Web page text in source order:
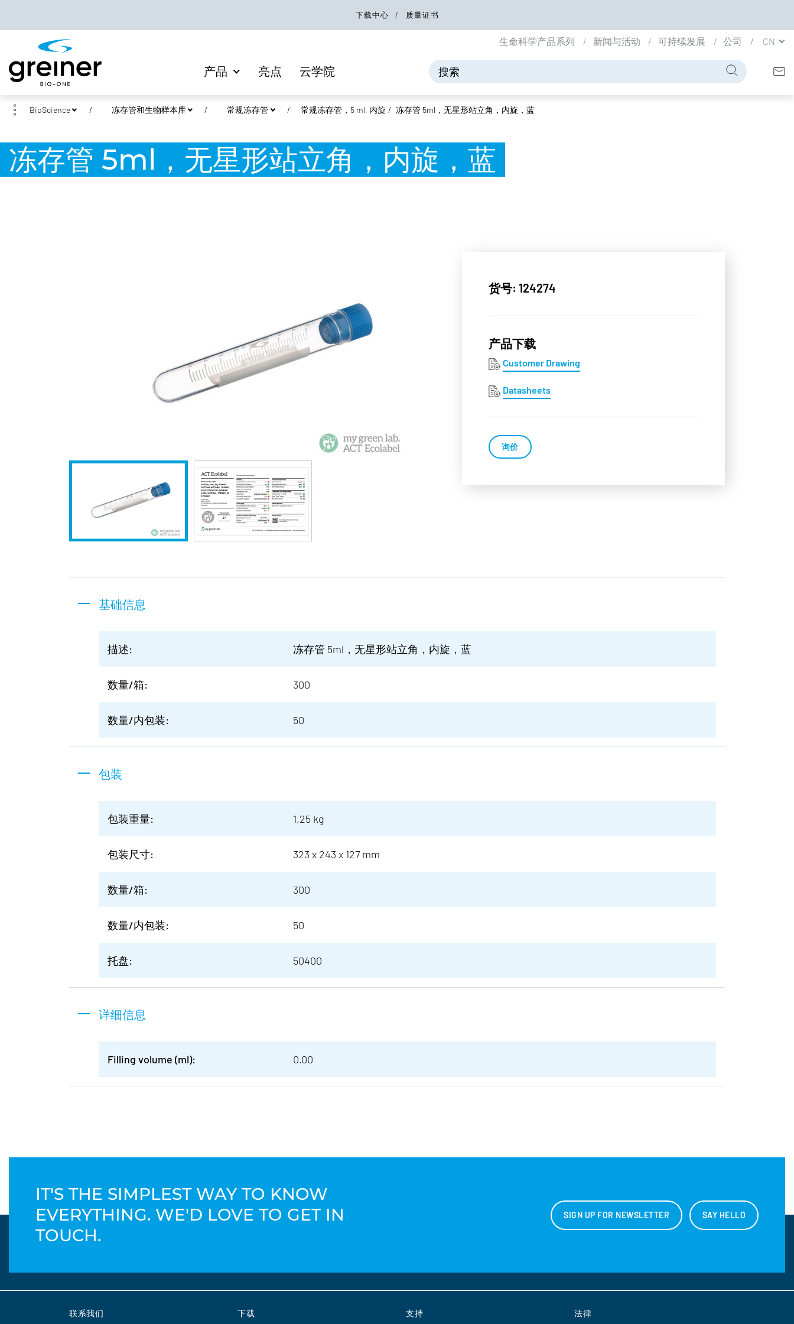
下载中心 质量证书
产品 亮点 云学院
生命科学产品系列 新闻与活动 可持续发展 公司 CN
BioScience 冻存管和生物样本库 常规冻存管 常规冻存管，5 ml, 内旋 冻存管 5ml，无星形站立角，内旋，蓝
冻存管 5ml，无星形站立角，内旋，蓝
货号: 124274
产品下载
Customer Drawing
Datasheets
询价
基础信息
描述: 冻存管 5ml，无星形站立角，内旋，蓝
数量/箱: 300
数量/内包装: 50
包装
包装重量: 1,25 kg
包装尺寸: 323 x 243 x 127 mm
数量/箱: 300
数量/内包装: 50
托盘: 50400
详细信息
Filling volume (ml): 0.00
IT'S THE SIMPLEST WAY TO KNOW
EVERYTHING. WE'D LOVE TO GET IN
TOUCH.
SIGN UP FOR NEWSLETTER SAY HELLO
联系我们 下载 支持 法律